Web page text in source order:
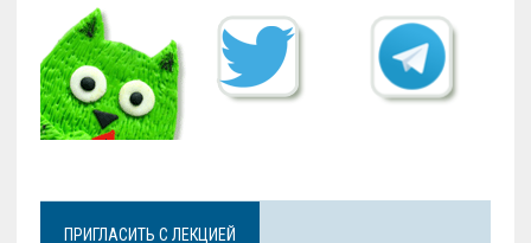
ПРИГЛАСИТЬ С ЛЕКЦИЕЙ